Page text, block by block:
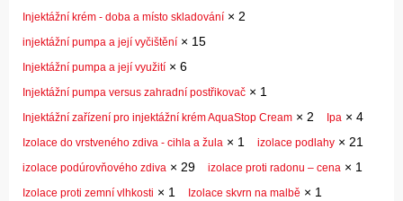
Injektážní krém - doba a místo skladování × 2
injektážní pumpa a její vyčištění × 15
Injektážní pumpa a její využití × 6
Injektážní pumpa versus zahradní postřikovač × 1
Injektážní zařízení pro injektážní krém AquaStop Cream × 2 Ipa × 4
Izolace do vrstveného zdiva - cihla a žula × 1 izolace podlahy × 21
izolace podúrovňového zdiva × 29 izolace proti radonu – cena × 1
Izolace proti zemní vlhkosti × 1 Izolace skvrn na malbě × 1